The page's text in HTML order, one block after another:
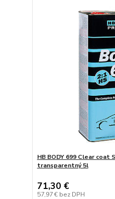
HB BODY 699 Clear coat
transparentný 5l
71,30 €
57,97 € bez DPH